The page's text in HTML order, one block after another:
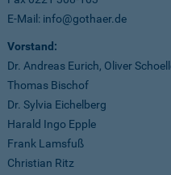
E-Mail: info@gothaer.de
Vorstand:
Dr. Andreas Eurich, Oliver
Thomas Bischof
Dr. Sylvia Eichelberg
Harald Ingo Epple
Frank Lamsfuß
Christian Ritz